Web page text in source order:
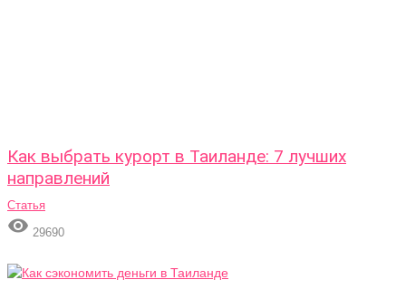
Как выбрать курорт в Таиланде: 7 лучших
направлений
Статья
 29690